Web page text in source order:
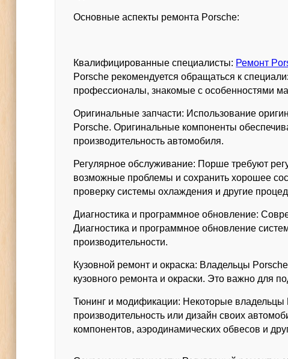
Основные аспекты ремонта Porsche:
Квалифицированные специалисты: Ремонт
Porsche рекомендуется обращаться к
профессионалы, знакомые с особенностями
Оригинальные запчасти: Использование
Porsche. Оригинальные компоненты
производительность автомобиля.
Регулярное обслуживание: Порше требуют
возможные проблемы и сохранить хорошее
проверку системы охлаждения и другие
Диагностика и программное обновление:
Диагностика и программное обновление
производительности.
Кузовной ремонт и окраска: Владельцы
кузовного ремонта и окраски. Это важно для
Тюнинг и модификации: Некоторые
производительность или дизайн своих
компонентов, аэродинамических обвесов и